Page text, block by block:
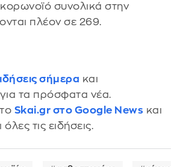
συνολικά στην
πλέον σε 269.
σήμερα και
τα πρόσφατα νέα.
Skai.gr στο Google News και
τις ειδήσεις.